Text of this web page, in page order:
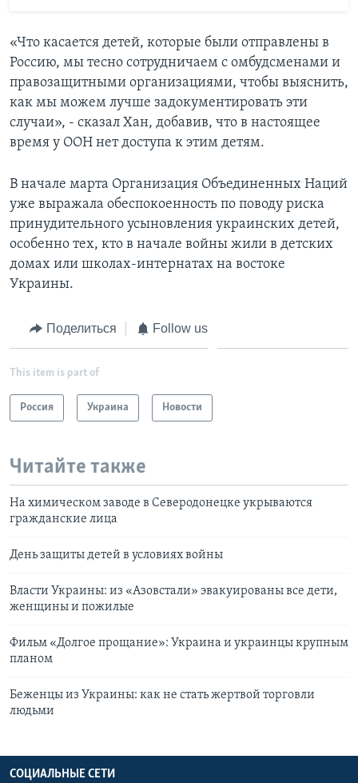
«Что касается детей, которые были отправлены в
Россию, мы тесно сотрудничаем с омбудсменами и
правозащитными организациями, чтобы выяснить,
как мы можем лучше задокументировать эти
случаи», - сказал Хан, добавив, что в настоящее
время у ООН нет доступа к этим детям.
В начале марта Организация Объединенных Наций
уже выражала обеспокоенность по поводу риска
принудительного усыновления украинских детей,
особенно тех, кто в начале войны жили в детских
домах или школах-интернатах на востоке
Украины.
Поделиться Follow us
This item is part of
Россия Украина Новости
Читайте также
На химическом заводе в Северодонецке укрываются
гражданские лица
День защиты детей в условиях войны
Власти Украины: из «Азовстали» эвакуированы все дети,
женщины и пожилые
Фильм «Долгое прощание»: Украина и украинцы крупным
планом
Беженцы из Украины: как не стать жертвой торговли
людьми
СОЦИАЛЬНЫЕ СЕТИ